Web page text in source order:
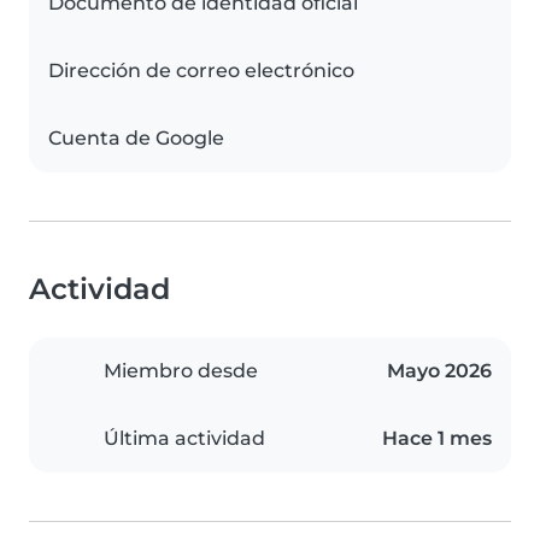
Dirección de correo electrónico
Cuenta de Google
Actividad
Miembro desde Mayo 2026
Última actividad Hace 1 mes